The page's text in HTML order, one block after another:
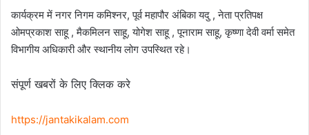
कार्यक्रम में नगर निगम कमिश्नर, पूर्व महापौर अंबिका यदु , नेता प्रतिपक्ष
ओमप्रकाश साहू , मैकमिलन साहू, योगेश साहू , पूनाराम साहू, कृष्णा देवी वर्मा समेत
विभागीय अधिकारी और स्थानीय लोग उपस्थित रहे।
संपूर्ण खबरों के लिए क्लिक करे
https://jantakikalam.com